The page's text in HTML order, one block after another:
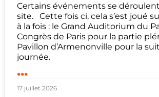
Certains événements se
site. Cette fois ci, cela s’est joué
à la fois : le Grand Auditorium du
Congrès de Paris pour la partie
Pavillon d’Armenonville pour la
journée.
...
17 juillet 2026